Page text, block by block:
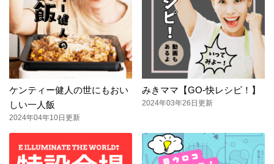
ケンティー健人の世にもおい
しい一人飯
2024年04年10日更新
みきママ【GO-快レシピ！】
2024年03年26日更新